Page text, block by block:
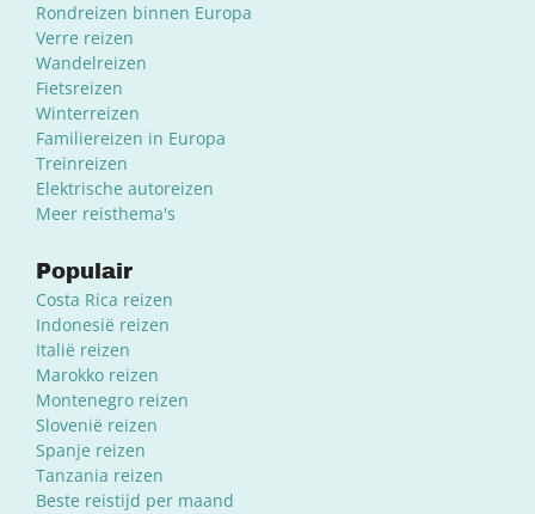
Rondreizen binnen Europa
Verre reizen
Wandelreizen
Fietsreizen
Winterreizen
Familiereizen in Europa
Treinreizen
Elektrische autoreizen
Meer reisthema's
Populair
Costa Rica reizen
Indonesië reizen
Italië reizen
Marokko reizen
Montenegro reizen
Slovenië reizen
Spanje reizen
Tanzania reizen
Beste reistijd per maand